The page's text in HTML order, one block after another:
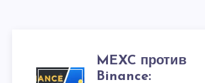
MEXC против
Binance: